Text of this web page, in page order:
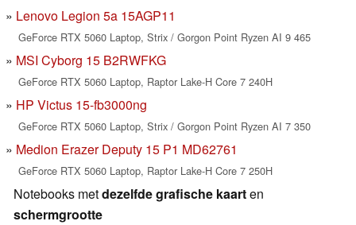
Lenovo Legion 5a 15AGP11
GeForce RTX 5060 Laptop, Strix / Gorgon Point Ryzen AI 9 465
MSI Cyborg 15 B2RWFKG
GeForce RTX 5060 Laptop, Raptor Lake-H Core 7 240H
HP Victus 15-fb3000ng
GeForce RTX 5060 Laptop, Strix / Gorgon Point Ryzen AI 7 350
Medion Erazer Deputy 15 P1 MD62761
GeForce RTX 5060 Laptop, Raptor Lake-H Core 7 250H
Notebooks metdezelfde grafische kaarten
schermgrootte